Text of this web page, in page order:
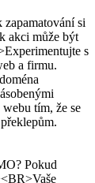
si
akci může být
s
a firmu.
tím, že se
Pokud